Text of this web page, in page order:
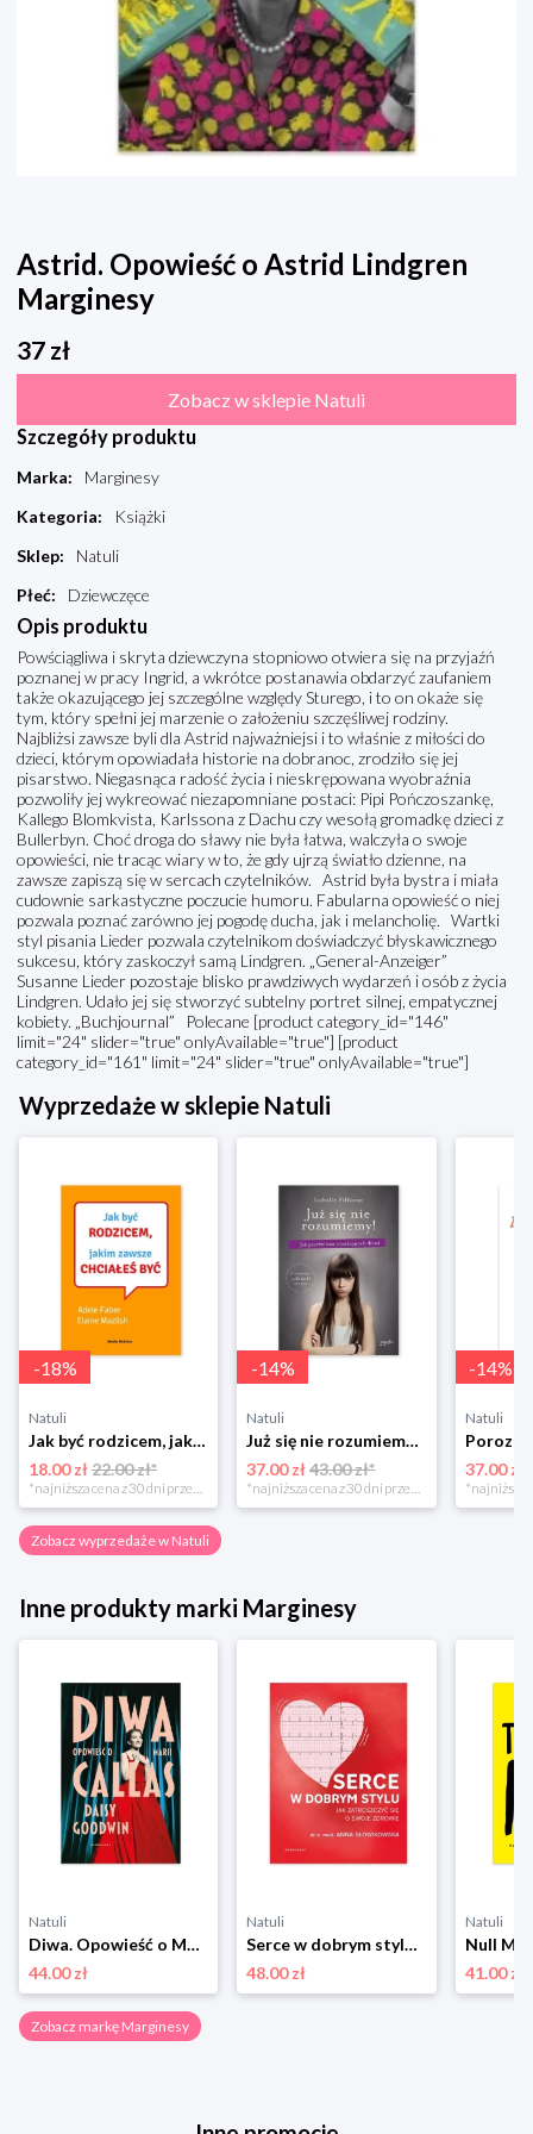
Astrid. Opowieść o Astrid Lindgren
Marginesy
37 zł
Zobacz w sklepie Natuli
Szczegóły produktu
Marka:
Marginesy
Kategoria:
Książki
Sklep:
Natuli
Płeć: Dziewczęce
Opis produktu
Powściągliwa i skryta dziewczyna stopniowo otwiera się na przyjaźń
poznanej w pracy Ingrid, a wkrótce postanawia obdarzyć zaufaniem
także okazującego jej szczególne względy Sturego, i to on okaże się
tym, który spełni jej marzenie o założeniu szczęśliwej rodziny.
Najbliżsi zawsze byli dla Astrid najważniejsi i to właśnie z miłości do
dzieci, którym opowiadała historie na dobranoc, zrodziło się jej
pisarstwo. Niegasnąca radość życia i nieskrępowana wyobraźnia
pozwoliły jej wykreować niezapomniane postaci: Pipi Pończoszankę,
Kallego Blomkvista, Karlssona z Dachu czy wesołą gromadkę dzieci z
Bullerbyn. Choć droga do sławy nie była łatwa, walczyła o swoje
opowieści, nie tracąc wiary w to, że gdy ujrzą światło dzienne, na
zawsze zapiszą się w sercach czytelników. Astrid była bystra i miała
cudownie sarkastyczne poczucie humoru. Fabularna opowieść o niej
pozwala poznać zarówno jej pogodę ducha, jak i melancholię. Wartki
styl pisania Lieder pozwala czytelnikom doświadczyć błyskawicznego
sukcesu, który zaskoczył samą Lindgren. „General-Anzeiger”
Susanne Lieder pozostaje blisko prawdziwych wydarzeń i osób z życia
Lindgren. Udało jej się stworzyć subtelny portret silnej, empatycznej
kobiety. „Buchjournal” Polecane [product category_id="146"
limit="24" slider="true" onlyAvailable="true"] [product
category_id="161" limit="24" slider="true" onlyAvailable="true"]
Wyprzedaże w sklepie Natuli
-18%
Natuli
Jak być rodzicem, jakim zawsze chciałeś być Media rodzina
18.00 zł22.00 zł*
*najniższa cena z 30 dni przed obniżką
-14%
Natuli
Już się nie rozumiemy! Jak przeżyć czas trzaskających drzwi Esprit
37.00 zł 43.00 zł*
*najniższa cena z 30 dni przed obniżką
-14%
Natuli
37.00 zł
Zobacz wyprzedaże w Natuli
Inne produkty marki Marginesy
Natuli
Diwa. Opowieść o Marii Callas Marginesy
44.00 zł
Natuli
Serce w dobrym stylu. Jak świadomie zarządzać własnym zdrowiem Marginesy
48.00 zł
Natuli
Null
41.00 zł
Zobacz markę Marginesy